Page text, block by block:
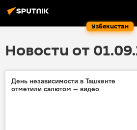
Узбекистан
Новости от
День независимости в Ташкенте
отметили салютом — видео